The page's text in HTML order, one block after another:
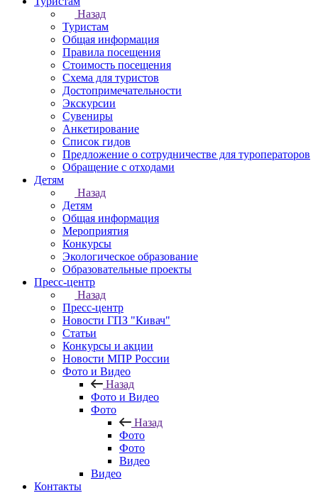
Назад
Туристам
Общая информация
Правила посещения
Стоимость посещения
Схема для туристов
Достопримечательности
Экскурсии
Сувениры
Анкетирование
Список гидов
Предложение о сотрудничестве для туроператоров
Обращение с отходами
Детям
Назад
Детям
Общая информация
Мероприятия
Конкурсы
Экологическое образование
Образовательные проекты
Пресс-центр
Назад
Пресс-центр
Новости ГПЗ "Кивач"
Статьи
Конкурсы и акции
Новости МПР России
Фото и Видео
Назад
Фото и Видео
Фото
Назад
Фото
Фото
Видео
Видео
Контакты